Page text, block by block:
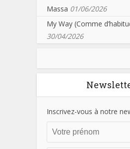
Massa 01/06/2026
My Way (Comme
30/04/2026
Inscrivez-vous à notre